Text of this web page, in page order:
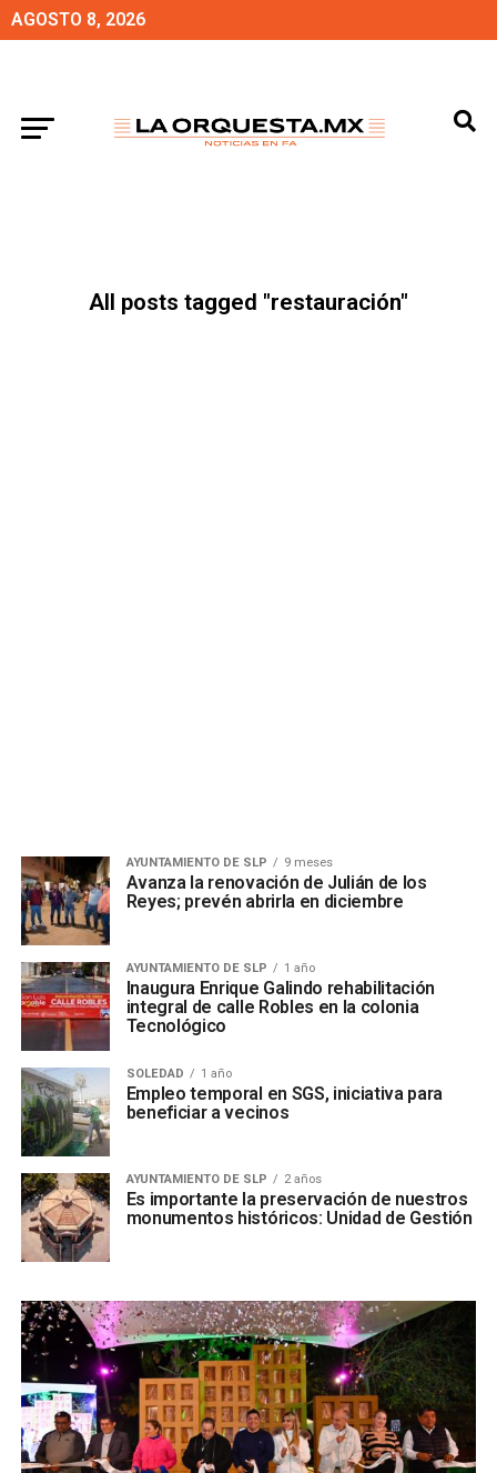
AGOSTO 8, 2026
All posts tagged "restauración"
AYUNTAMIENTO DE SLP 9 meses
Avanza la renovación de Julián de los
Reyes; prevén abrirla en diciembre
AYUNTAMIENTO DE SLP 1 año
Inaugura Enrique Galindo rehabilitación
integral de calle Robles en la colonia
Tecnológico
SOLEDAD 1 año
Empleo temporal en SGS, iniciativa para
beneficiar a vecinos
AYUNTAMIENTO DE SLP 2 años
Es importante la preservación de nuestros
monumentos históricos: Unidad de Gestión